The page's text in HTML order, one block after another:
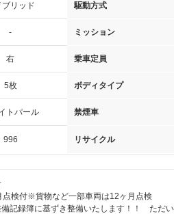
ブリッド 駆動方式
- ミッション
右 乗車定員
5枚 ボディタイプ
トパール 禁煙車
996 リサイクル
点検付※貨物など一部車両は12ヶ月点検
備記録簿に基ずき整備いたします！！ ただ